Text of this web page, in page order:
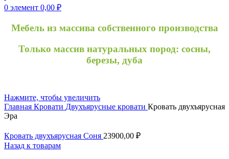
0 элемент 0,00 ₽
Мебель из массива собственного производства
Только массив натуральных пород: сосны,
березы, дуба
Нажмите, чтобы увеличить
Главная Кровати Двухъярусные кровати Кровать двухъярусная
Эра
Кровать двухъярусная Соня 23900,00 ₽
Назад к товарам